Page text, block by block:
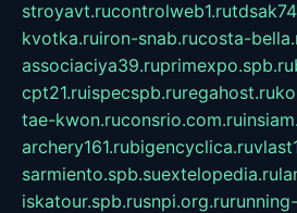
stroyavt.rucontrolweb1.ru
kvotka.ruiron-snab.rucosta-
associaciya39.ruprimexpo.spb.ru
cpt21.ruispecspb.ruregahost.ru
tae-kwon.ruconsrio.com.ru
archery161.rubigencyclica.ru
sarmiento.spb.suextelopedia.ru
iskatour.spb.rusnpi.org.ru